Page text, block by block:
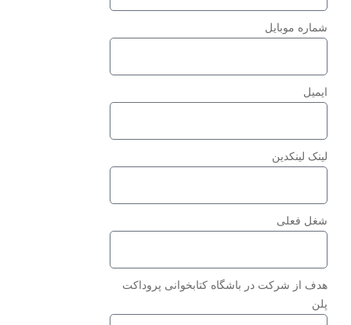
شماره موبایل
ایمیل
لینک لینکدین
شغل فعلی
هدف از شرکت در باشگاه کتابخوانی پروداکت
پلن